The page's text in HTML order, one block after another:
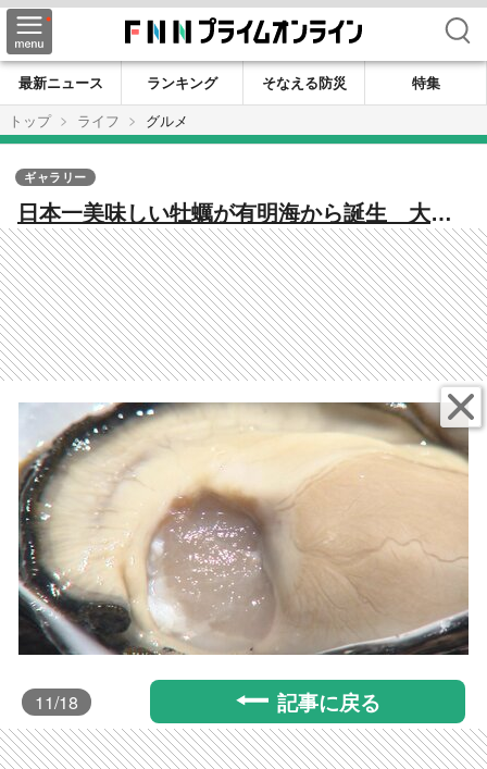
検索
最新ニュース ランキング そなえる防災
特集
トップ
ライフ グルメ
日本一美味しい牡蠣が有明海から誕生 大き
く膨らんだカキの身 濃厚な味が広がる 美
味の秘密は養殖方法と品種改良
ギャラリー
11/18 記事に戻る